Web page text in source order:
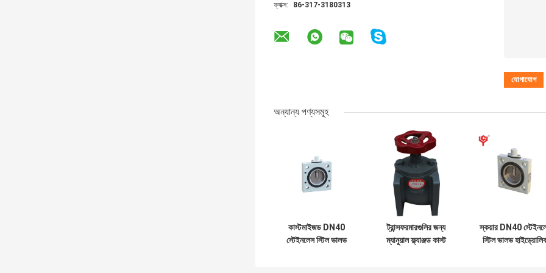
ফ্যাক্স:
86-317-3180313
অন্যান্য পণ্যসমূহ
কাস্টমাইজড DN40
স্টেইনলেস স্টিল ভালভ
ট্রান্সফরমারগুলির জন্য
ম্যানুয়াল ফ্ল্যাঞ্জড কাস্ট
স্কয়ার DN40
স্টিল ভালভ